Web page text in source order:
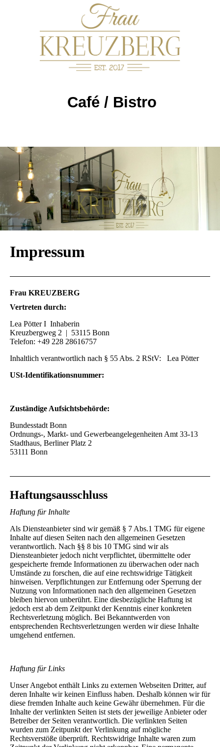
Café / Bistro
Impressum
Frau KREUZBERG
Vertreten durch:
Lea Pötter I Inhaberin
Kreuzbergweg 2 | 53115 Bonn
Telefon: +49 228 28616757
Inhaltlich verantwortlich nach § 55 Abs. 2 RStV: Lea Pötter
USt-Identifikationsnummer:
Zuständige Aufsichtsbehörde:
Bundesstadt Bonn
Ordnungs-, Markt- und Gewerbeangelegenheiten Amt 33-13
Stadthaus, Berliner Platz 2
53111 Bonn
Haftungsausschluss
Haftung für Inhalte
Als Diensteanbieter sind wir gemäß § 7 Abs.1 TMG für eigene
Inhalte auf diesen Seiten nach den allgemeinen Gesetzen
verantwortlich. Nach §§ 8 bis 10 TMG sind wir als
Diensteanbieter jedoch nicht verpflichtet, übermittelte oder
gespeicherte fremde Informationen zu überwachen oder nach
Umstände zu forschen, die auf eine rechtswidrige Tätigkeit
hinweisen. Verpflichtungen zur Entfernung oder Sperrung der
Nutzung von Informationen nach den allgemeinen Gesetzen
bleiben hiervon unberührt. Eine diesbezügliche Haftung ist
jedoch erst ab dem Zeitpunkt der Kenntnis einer konkreten
Rechtsverletzung möglich. Bei Bekanntwerden von
entsprechenden Rechtsverletzungen werden wir diese Inhalte
umgehend entfernen.
Haftung für Links
Unser Angebot enthält Links zu externen Webseiten Dritter, auf
deren Inhalte wir keinen Einfluss haben. Deshalb können wir für
diese fremden Inhalte auch keine Gewähr übernehmen. Für die
Inhalte der verlinkten Seiten ist stets der jeweilige Anbieter oder
Betreiber der Seiten verantwortlich. Die verlinkten Seiten
wurden zum Zeitpunkt der Verlinkung auf mögliche
Rechtsverstöße überprüft. Rechtswidrige Inhalte waren zum